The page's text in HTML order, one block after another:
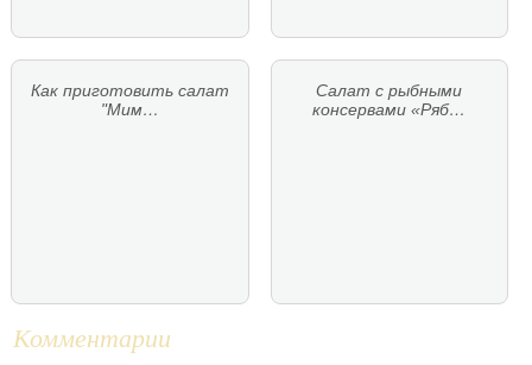
Как приготовить салат
"Мим…
Салат с рыбными
консервами «Ряб…
Комментарии